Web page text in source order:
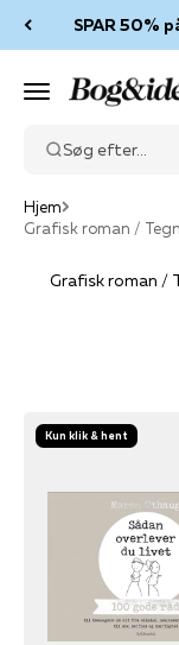
SPAR 50%
Menu Bog & idé
Søg efter...
Hjem
Grafisk roman /
Grafisk roman /
Kun klik & hent